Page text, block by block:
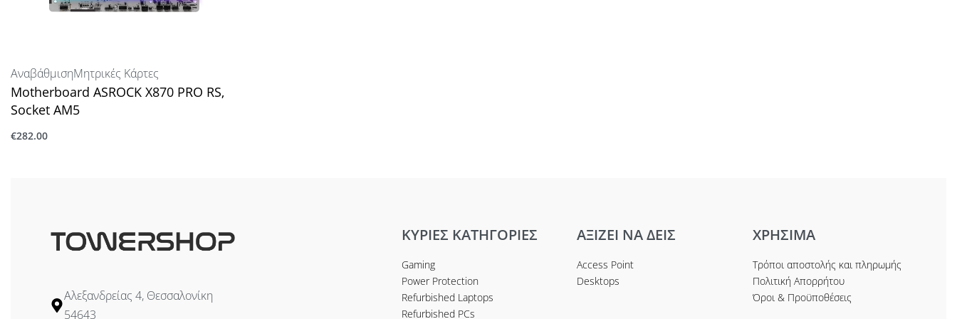
ΑναβάθμισηΜητρικές Κάρτες
Motherboard ASROCK X870 PRO RS,
Socket AM5
€282.00
Αλεξανδρείας 4, Θεσσαλονίκη
54643
ΚΥΡΙΕΣ ΚΑΤΗΓΟΡΙΕΣ
Gaming
Power Protection
Refurbished Laptops
Refurbished PCs
ΑΞΙΖΕΙ ΝΑ ΔΕΙΣ
Access Point
Desktops
ΧΡΗΣΙΜΑ
Τρόποι αποστολής και πληρωμής
Πολιτική Απορρήτου
Όροι & Προϋποθέσεις